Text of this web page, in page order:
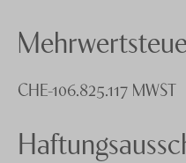
CHE-106.825.117 MWST